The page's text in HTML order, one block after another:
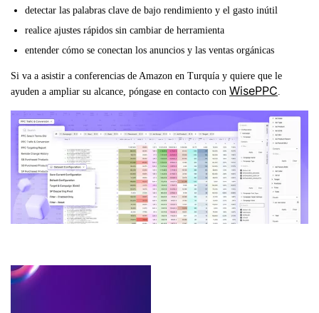
detectar las palabras clave de bajo rendimiento y el gasto inútil
realice ajustes rápidos sin cambiar de herramienta
entender cómo se conectan los anuncios y las ventas orgánicas
Si va a asistir a conferencias de Amazon en Turquía y quiere que le
ayuden a ampliar su alcance, póngase en contacto con WisePPC.